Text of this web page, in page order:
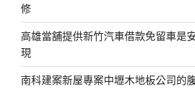
修
高雄當舖提供新竹汽車借款免留車是
現
南科建案新屋專案中壢木地板公司的